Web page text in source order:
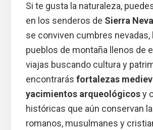
Si te gusta la naturaleza,
en los senderos de Sierra
se conviven cumbres nevadas,
pueblos de montaña llenos de
viajas buscando cultura y
encontrarás fortalezas
yacimientos arqueológicosy
históricas que aún conservan
romanos, musulmanes y